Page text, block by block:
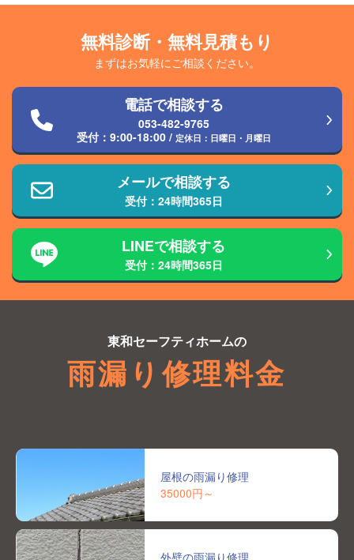
無料診断・無料見積もり
まずはお気軽にご相談ください。
電話で相談する
053-482-9765
受付： 9:00-18:00/ 定休日：日曜日・月曜日
メールで相談する
受付：24時間365日
LINEで相談する
受付：24時間365日
東和セーフティホームの
雨漏り修理料金
屋根の雨漏り修理
35000円～